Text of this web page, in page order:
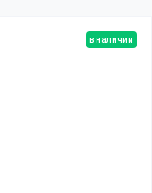
в наличии